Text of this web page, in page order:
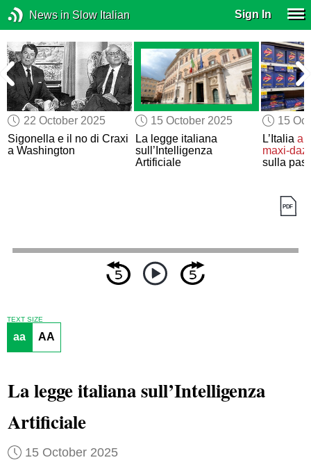
News in Slow Italian Sign In
22 October 2025
Sigonella e il no di Craxi
a Washington
15 October 2025
La legge italiana
sull’Intelligenza
Artificiale
15
L’Italia
maxi-
sulla
TEXT SIZE
aa AA
La legge italiana sull’Intelligenza
Artificiale
15 October 2025